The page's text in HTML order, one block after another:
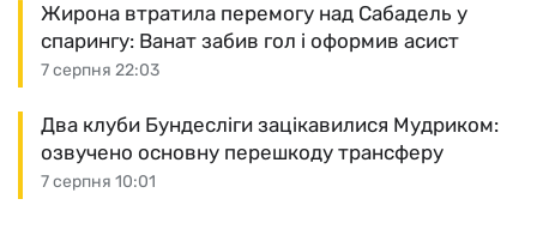
7 серпня 22:03
Жирона втратила перемогу над Сабадель у
спарингу: Ванат забив гол і оформив асист
7 серпня 10:01
Два клуби Бундесліги зацікавилися Мудриком:
озвучено основну перешкоду трансферу